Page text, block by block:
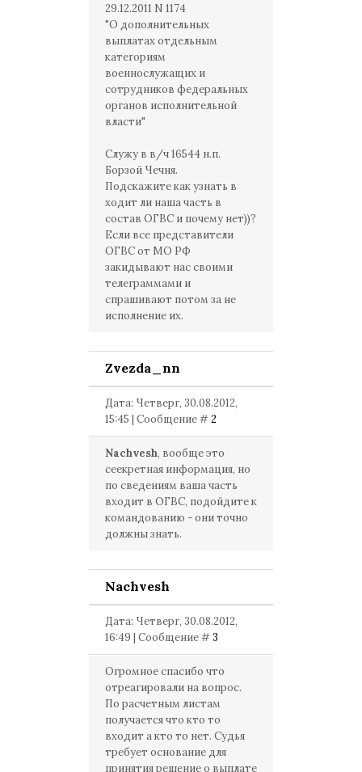
29.12.2011 N 1174
"О дополнительных
выплатах отдельным
категориям
военнослужащих и
сотрудников федеральных
органов исполнительной
власти"
Служу в в/ч 16544 н.п.
Борзой Чечня.
Подскажите как узнать в
ходит ли наша часть в
состав ОГВС и почему нет))?
Если все представители
ОГВС от МО РФ
закидывают нас своими
телеграммами и
спрашивают потом за не
исполнение их.
Zvezda_nn
Дата: Четверг, 30.08.2012,
15:45 | Сообщение #2
Nachvesh, вообще это
сеекретная информация, но
по сведениям ваша часть
входит в ОГВС, подойдите к
командованию - они точно
должны знать.
Nachvesh
Дата: Четверг, 30.08.2012,
16:49 | Сообщение #3
Огромное спасибо что
отреагировали на вопрос.
По расчетным листам
получается что кто то
входит а кто то нет. Судья
требует основание для
принятия решение о выплате